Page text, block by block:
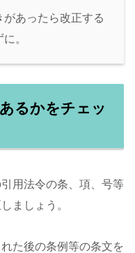
あったら改正する
。
るかをチェッ
用法令の条、項、号等
ましょう。
た後の条例等の条文を